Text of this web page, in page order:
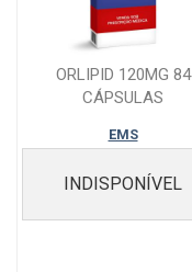
ORLIPID 120MG 84
CÁPSULAS
EMS
INDISPONÍVEL